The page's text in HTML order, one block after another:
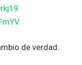
de verdad.